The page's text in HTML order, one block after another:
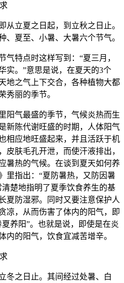
从立夏之日起，到立秋之日止。
、夏至、小暑、大暑六个节气。
气特点时这样写到：“夏三月，
实。”意思是说，在夏天的3个
地之气上下交合，各种植物大都
秀丽的季节。
阳气最盛的季节，气候炎热而生
新陈代谢旺盛的时期，人体阳气
相应地旺盛起来，并且活跃于机
皮肤毛孔开泄，而使汗液排出，
暑热的气候。在谈到夏天如何养
里指出：“夏防暑热，又防因暑
楚地指明了夏季饮食养生的基
夏防湿邪。同时又要注意保护人
凉，从而伤害了体内的阳气，即
夏养阳”。也就是说，即使是在炎
内的阳气，饮食宜减苦增辛。
冬之日止。其间经过处暑、白